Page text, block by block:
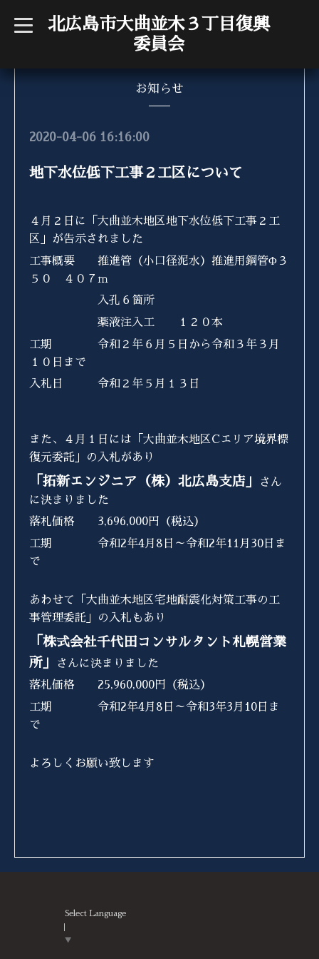
北広島市大曲並木３丁目復興
委員会
t
o
お知らせ
2020-04-06 16:16:00
地下水位低下工事２工区について
４月２日に「大曲並木地区地下水位低下工事２工
区」が告示されました
工事概要 推進管（小口径泥水）推進用鋼管Φ３
５０ ４０７ｍ
入孔６箇所
薬液注入工 １２０本
工期 令和２年６月５日から令和３年３月
１０日まで
入札日 令和２年５月１３日
また、４月１日には「大曲並木地区Cエリア境界標
復元委託」の入札があり
「拓新エンジニア（株）北広島支店」
さん
に決まりました
落札価格 3,696,000円（税込）
工期 令和2年4月8日～令和2年11月30日ま
で
あわせて「大曲並木地区宅地耐震化対策工事の工
事管理委託」の入札もあり
「株式会社千代田コンサルタント札幌営業
所」
さんに決まりました
落札価格 25,960,000円（税込）
工期 令和2年4月8日～令和3年3月10日ま
で
よろしくお願い致します
Select Language
▼